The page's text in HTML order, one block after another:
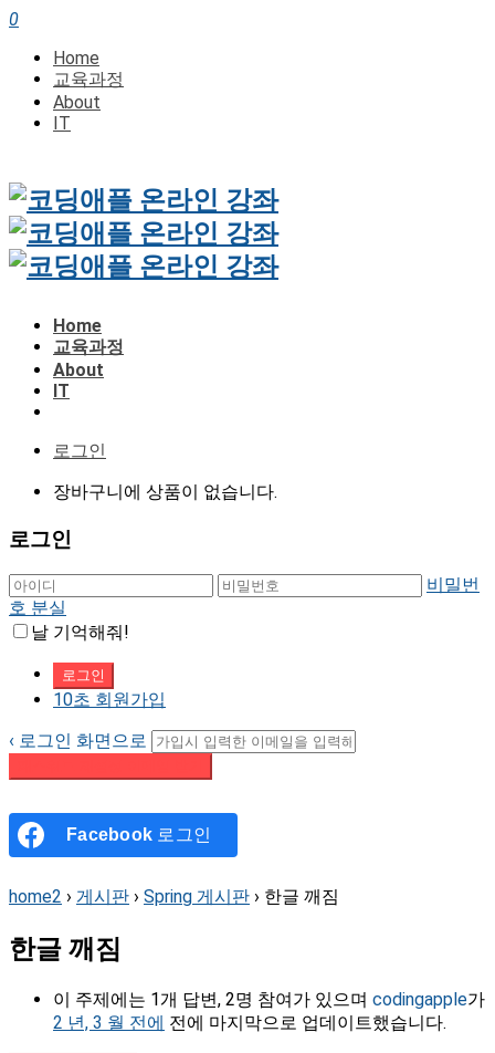
0
Home
교육과정
About
IT
Home
교육과정
About
IT
로그인
장바구니에 상품이 없습니다.
로그인
비밀번
호 분실
날 기억해줘!
10초 회원가입
‹ 로그인 화면으로
Facebook 로그인
home2 › 게시판 › Spring 게시판 › 한글 깨짐
한글 깨짐
이 주제에는 1개 답변, 2명 참여가 있으며 codingapple가
2 년, 3 월 전에 전에 마지막으로 업데이트했습니다.